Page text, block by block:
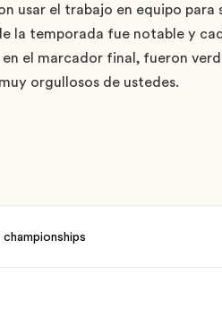
usar el trabajo en equipo para
la temporada fue notable y
el marcador final, fueron
orgullosos de ustedes.